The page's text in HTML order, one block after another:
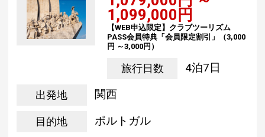
1,099,000円
【WEB申込限定】クラブツーリズム
PASS会員特典「会員限定割引」（3,000
円 ～3,000円）
旅行日数 4泊7日
出発地 関西
目的地 ポルトガル